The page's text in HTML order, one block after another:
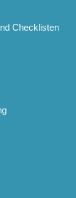
Checklisten